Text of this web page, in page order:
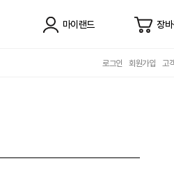
마이랜드 장
로그인 회원가입 고